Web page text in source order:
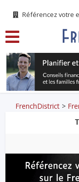
Référencez votre
FrenchDistrict >